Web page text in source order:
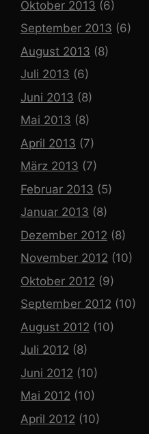
Oktober 2013 (6)
September 2013 (6)
August 2013 (8)
Juli 2013 (6)
Juni 2013 (8)
Mai 2013 (8)
April 2013 (7)
März 2013 (7)
Februar 2013 (5)
Januar 2013 (8)
Dezember 2012 (8)
November 2012 (10)
Oktober 2012 (9)
September 2012 (10)
August 2012 (10)
Juli 2012 (8)
Juni 2012 (10)
Mai 2012 (10)
April 2012 (10)